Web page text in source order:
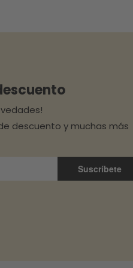
descuento y muchas más
Suscríbete